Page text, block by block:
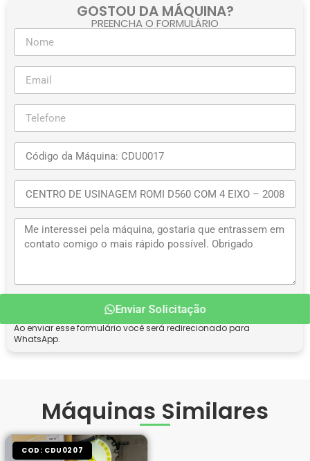
GOSTOU DA MÁQUINA?
PREENCHA O FORMULÁRIO
Enviar Solicitação
Ao enviar esse formulário você será redirecionado para
WhatsApp.
Máquinas Similares
COD: CDU0207